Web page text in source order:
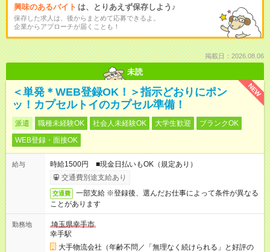
興味のあるバイト は、とりあえず保存しよう♪
保存した求人は、後からまとめて応募できるよ。
企業からアプローチが届くことも！
掲載日：2026.08.06
未読
NEW
＜単発＊WEB登録OK！＞指示どおりにポン
ッ！カプセルトイのカプセル準備！
派遣 職種未経験OK 社会人未経験OK 大学生歓迎
ブランクOK
WEB登録・面接OK
給与
時給1500円 ■現金日払いもOK（規定あり）
交通費別途支給あり
交通費
一部支給 ※登録後、選んだお仕事によって条件が異なる
ことがあります
勤務地
埼玉県幸手市
幸手駅
大手物流会社（年齢不問／「無理なく続けられる」と好評の